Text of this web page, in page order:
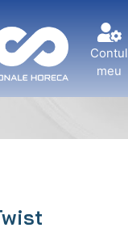
Contul
meu